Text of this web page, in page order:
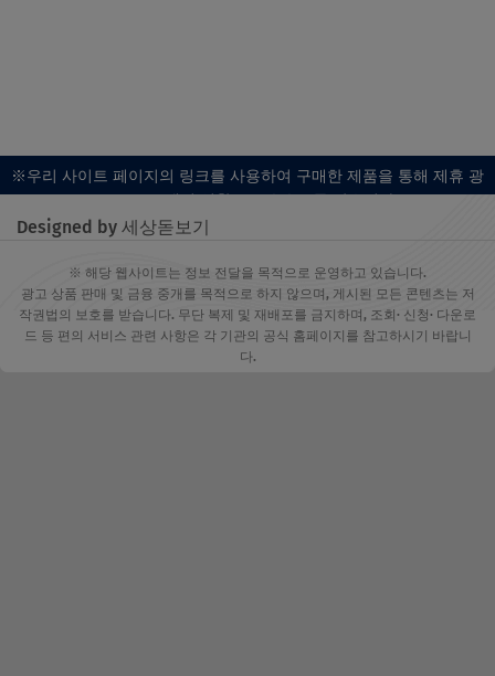
※우리 사이트 페이지의 링크를 사용하여 구매한 제품을 통해 제휴 광
고 프로그램의 일환으로 수수료를 받습니다.
Designed by 세상돋보기
※ 해당 웹사이트는 정보 전달을 목적으로 운영하고 있습니다.
광고 상품 판매 및 금융 중개를 목적으로 하지 않으며, 게시된 모든 콘텐츠는 저
작권법의 보호를 받습니다. 무단 복제 및 재배포를 금지하며, 조회· 신청· 다운로
드 등 편의 서비스 관련 사항은 각 기관의 공식 홈페이지를 참고하시기 바랍니
다.